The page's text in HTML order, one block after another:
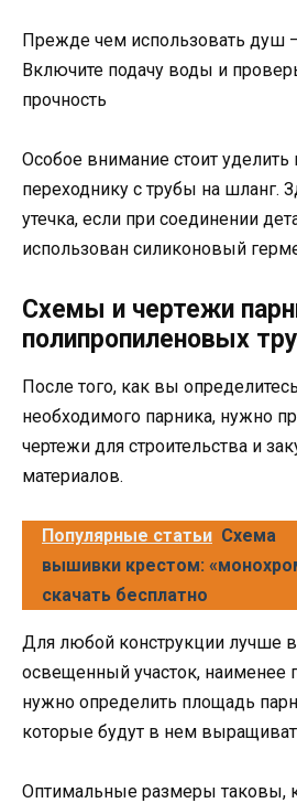
Прежде чем использовать душ —
Включите подачу воды и
прочность
Особое внимание стоит
переходнику с трубы на шланг.
утечка, если при соединении
использован силиконовый
Схемы и чертежи
полипропиленовых
После того, как вы
необходимого парника, нужно
чертежи для строительства и
материалов.
Популярные статьи Схема
вышивки крестом:
скачать бесплатно
Для любой конструкции лучше
освещенный участок, наименее
нужно определить площадь
которые будут в нем
Оптимальные размеры таковы,